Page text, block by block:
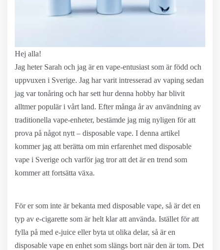
Hej alla!
Jag heter Sarah och jag är en vape-entusiast som är född och
uppvuxen i Sverige. Jag har varit intresserad av vaping sedan
jag var tonåring och har sett hur denna hobby har blivit
alltmer populär i vårt land. Efter många år av användning av
traditionella vape-enheter, bestämde jag mig nyligen för att
prova på något nytt – disposable vape. I denna artikel
kommer jag att berätta om min erfarenhet med disposable
vape i Sverige och varför jag tror att det är en trend som
kommer att fortsätta växa.
För er som inte är bekanta med disposable vape, så är det en
typ av e-cigarette som är helt klar att använda. Istället för att
fylla på med e-juice eller byta ut olika delar, så är en
disposable vape en enhet som slängs bort när den är tom. Det